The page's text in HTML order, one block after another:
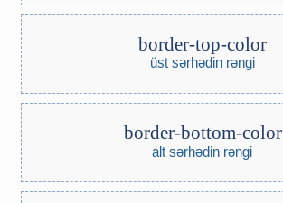
border-top-color
üst sərhədin rəngi
border-bottom-color
alt sərhədin rəngi